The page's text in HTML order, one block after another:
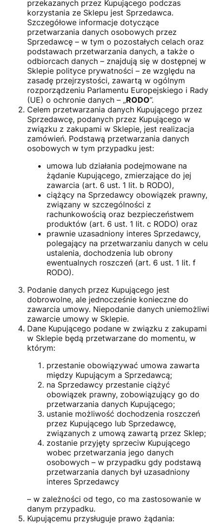
przekazanych przez Kupującego podczas
korzystania ze Sklepu jest Sprzedawca.
Szczegółowe informacje dotyczące
przetwarzania danych osobowych przez
Sprzedawcę – w tym o pozostałych celach oraz
podstawach przetwarzania danych, a także o
odbiorcach danych – znajdują się w dostępnej w
Sklepie polityce prywatności – ze względu na
zasadę przejrzystości, zawartą w ogólnym
rozporządzeniu Parlamentu Europejskiego i Rady
(UE) o ochronie danych – „RODO”.
Celem przetwarzania danych Kupującego przez
Sprzedawcę, podanych przez Kupującego w
związku z zakupami w Sklepie, jest realizacja
zamówień. Podstawą przetwarzania danych
osobowych w tym przypadku jest:
umowa lub działania podejmowane na
żądanie Kupującego, zmierzające do jej
zawarcia (art. 6 ust. 1 lit. b RODO),
ciążący na Sprzedawcy obowiązek prawny,
związany w szczególności z
rachunkowością oraz bezpieczeństwem
produktów (art. 6 ust. 1 lit. c RODO) oraz
prawnie uzasadniony interes Sprzedawcy,
polegający na przetwarzaniu danych w celu
ustalenia, dochodzenia lub obrony
ewentualnych roszczeń (art. 6 ust. 1 lit. f
RODO).
Podanie danych przez Kupującego jest
dobrowolne, ale jednocześnie konieczne do
zawarcia umowy. Niepodanie danych uniemożliwi
zawarcie umowy w Sklepie.
Dane Kupującego podane w związku z zakupami
w Sklepie będą przetwarzane do momentu, w
którym:
przestanie obowiązywać umowa zawarta
między Kupującym a Sprzedawcą;
na Sprzedawcy przestanie ciążyć
obowiązek prawny, zobowiązujący go do
przetwarzania danych Kupującego;
ustanie możliwość dochodzenia roszczeń
przez Kupującego lub Sprzedawcę,
związanych z umową zawartą przez Sklep;
zostanie przyjęty sprzeciw Kupującego
wobec przetwarzania jego danych
osobowych – w przypadku gdy podstawą
przetwarzania danych był uzasadniony
interes Sprzedawcy
– w zależności od tego, co ma zastosowanie w
danym przypadku.
Kupującemu przysługuje prawo żądania: